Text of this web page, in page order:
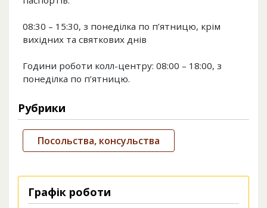
08:30 – 15:30, з понеділка по п’ятницю, крім
вихідних та святкових днів
Години роботи колл-центру: 08:00 – 18:00, з
понеділка по п’ятницю.
Рубрики
Посольства, консульства
Графік роботи